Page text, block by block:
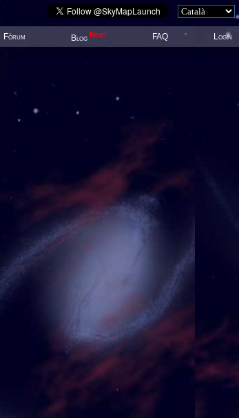
Fòrum Blog New! FAQ Login